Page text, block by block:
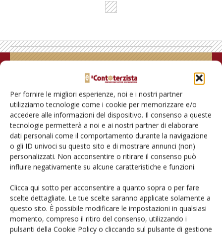
Per fornire le migliori esperienze, noi e i nostri partner
utilizziamo tecnologie come i cookie per memorizzare e/o
accedere alle informazioni del dispositivo. Il consenso a queste
tecnologie permetterà a noi e ai nostri partner di elaborare
dati personali come il comportamento durante la navigazione
o gli ID univoci su questo sito e di mostrare annunci (non)
personalizzati. Non acconsentire o ritirare il consenso può
influire negativamente su alcune caratteristiche e funzioni.
Clicca qui sotto per acconsentire a quanto sopra o per fare
scelte dettagliate. Le tue scelte saranno applicate solamente a
questo sito. È possibile modificare le impostazioni in qualsiasi
momento, compreso il ritiro del consenso, utilizzando i
pulsanti della Cookie Policy o cliccando sul pulsante di gestione
Rimani aggiornato sul mondo
dell’agricoltura
Iscriviti alle nostre newsletter